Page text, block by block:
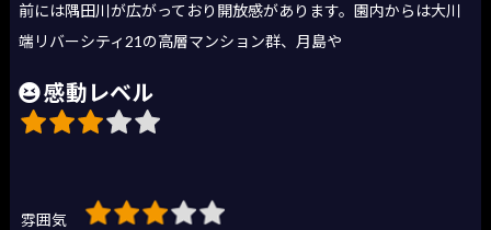
前には隅田川が広がっており開放感があります。園内からは大川
端リバーシティ21の高層マンション群、月島や
感動レベル
雰囲気